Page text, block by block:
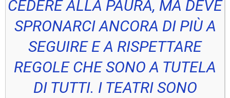
CEDERE ALLA PAURA, MA DEVE
SPRONARCI ANCORA DI PIÙ A
SEGUIRE E A RISPETTARE
REGOLE CHE SONO A TUTELA
DI TUTTI. I TEATRI SONO